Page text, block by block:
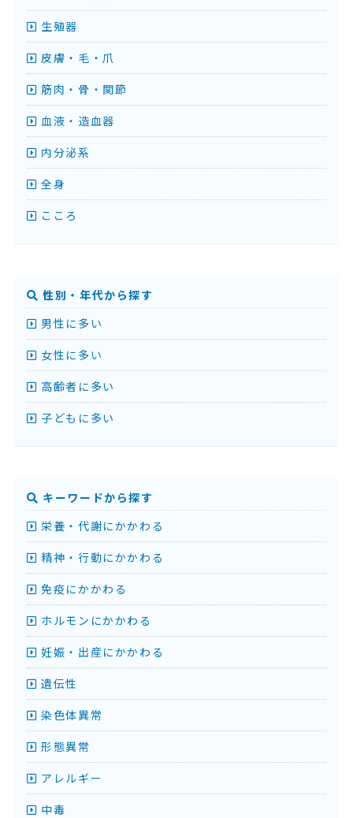
生殖器
皮膚・毛・爪
筋肉・骨・関節
血液・造血器
内分泌系
全身
こころ
性別・年代から探す
男性に多い
女性に多い
高齢者に多い
子どもに多い
キーワードから探す
栄養・代謝にかかわる
精神・行動にかかわる
免疫にかかわる
ホルモンにかかわる
妊娠・出産にかかわる
遺伝性
染色体異常
形態異常
アレルギー
中毒